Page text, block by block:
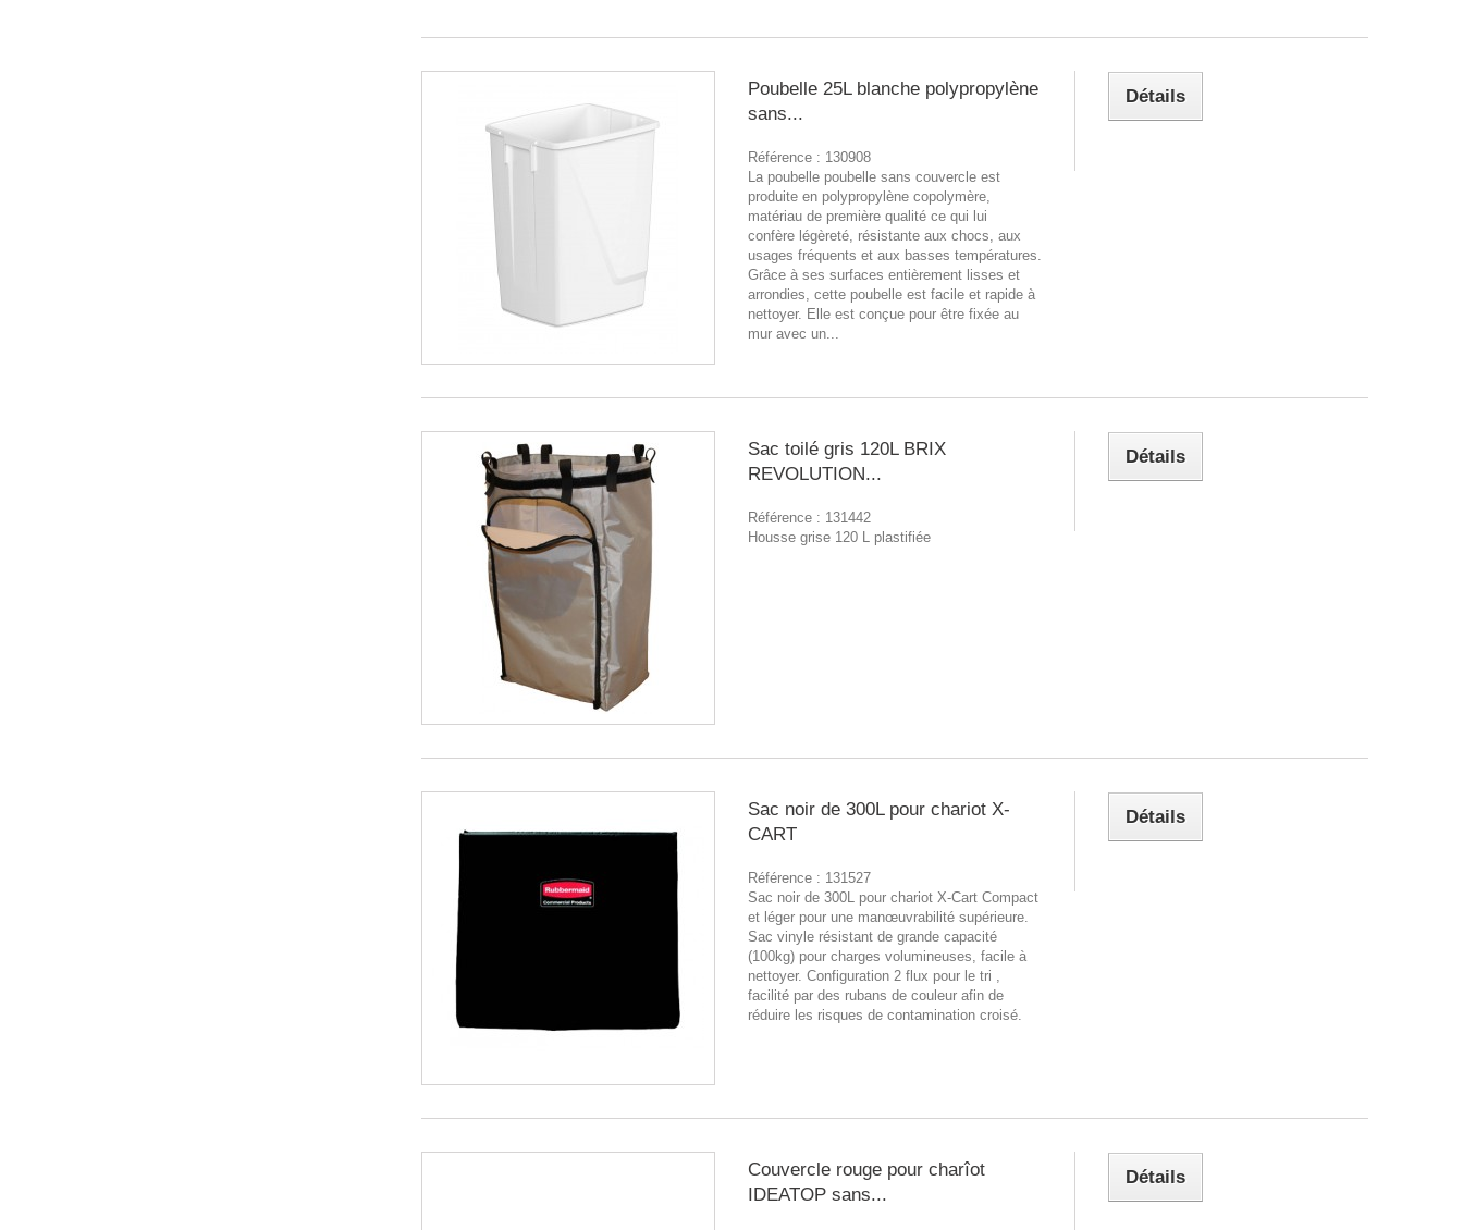
Poubelle 25L blanche polypropylène
sans...
Référence : 130908
La poubelle poubelle sans couvercle est
produite en polypropylène copolymère,
matériau de première qualité ce qui lui
confère légèreté, résistante aux chocs, aux
usages fréquents et aux basses températures.
Grâce à ses surfaces entièrement lisses et
arrondies, cette poubelle est facile et rapide à
nettoyer. Elle est conçue pour être fixée au
mur avec un...
Détails
Sac toilé gris 120L BRIX
REVOLUTION...
Référence : 131442
Housse grise 120 L plastifiée
Détails
Sac noir de 300L pour chariot X-
CART
Référence : 131527
Sac noir de 300L pour chariot X-Cart Compact
et léger pour une manœuvrabilité supérieure.
Sac vinyle résistant de grande capacité
(100kg) pour charges volumineuses, facile à
nettoyer. Configuration 2 flux pour le tri ,
facilité par des rubans de couleur afin de
réduire les risques de contamination croisé.
Détails
Couvercle rouge pour charîot
IDEATOP sans...
Détails